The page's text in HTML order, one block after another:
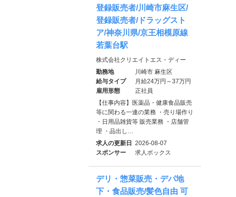
登録販売者/川崎市麻生区/
登録販売者/ドラッグスト
ア/神奈川県/京王相模原線
若葉台駅
株式会社クリエイトエス・ディー
勤務地
川崎市 麻生区
給与タイプ
月給24万円～37万円
雇用形態
正社員
【仕事内容】医薬品・健康食品販売
等に関わる一連の業務 ・売り場作り
・日用品雑貨等 販売業務 ・店舗管
理 ・品出し…
求人の更新日
2026-08-07
スポンサー
求人ボックス
デリ・惣菜販売・デパ地
下・食品販売/髪色自由 可